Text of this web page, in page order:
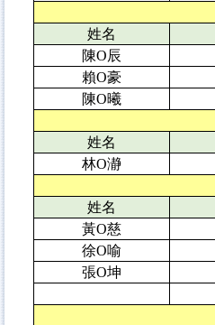
姓名
陳O辰
賴O豪
陳O曦
姓名
林O瀞
姓名
黃O慈
徐O喻
張O坤